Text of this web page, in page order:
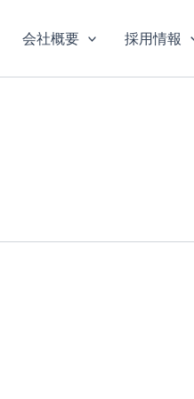
会社概要 採用情報